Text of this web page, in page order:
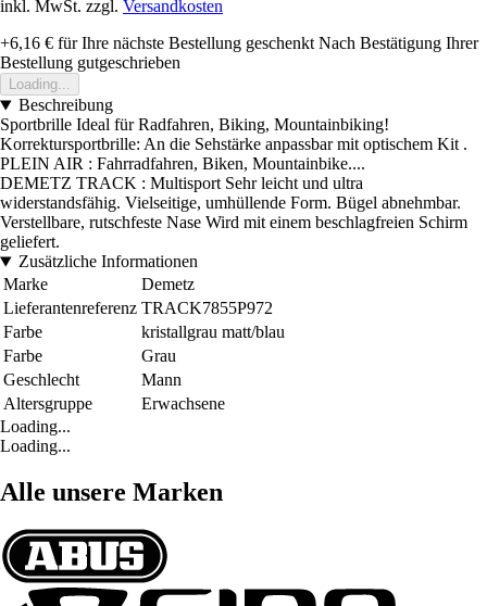
inkl. MwSt. zzgl. Versandkosten
+6,16 € für Ihre nächste Bestellung geschenkt Nach Bestätigung Ihrer
Bestellung gutgeschrieben
Loading...
Beschreibung
Sportbrille Ideal für Radfahren, Biking, Mountainbiking!
Korrektursportbrille: An die Sehstärke anpassbar mit optischem Kit .
PLEIN AIR : Fahrradfahren, Biken, Mountainbike....
DEMETZ TRACK : Multisport Sehr leicht und ultra
widerstandsfähig. Vielseitige, umhüllende Form. Bügel abnehmbar.
Verstellbare, rutschfeste Nase Wird mit einem beschlagfreien Schirm
geliefert.
Zusätzliche Informationen
Marke
Demetz
Lieferantenreferenz TRACK7855P972
Farbe
kristallgrau matt/blau
Farbe
Grau
Geschlecht
Mann
Altersgruppe
Erwachsene
Loading...
Loading...
Alle unsere Marken